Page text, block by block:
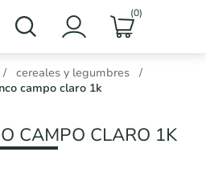
(0)
/ cereales y legumbres
/
campo claro 1k
CAMPO CLARO 1K